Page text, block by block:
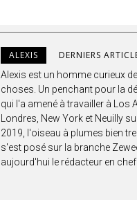
ALEXIS DERNIERS
Alexis est un homme curieux
choses. Un penchant pour la
qui l'a amené à travailler à Los
Londres, New York et Neuilly
2019, l'oiseau à plumes bien
s'est posé sur la branche
aujourd'hui le rédacteur en chef.